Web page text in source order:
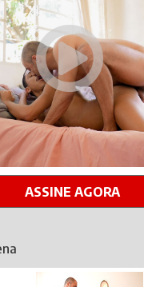
ASSINE AGORA